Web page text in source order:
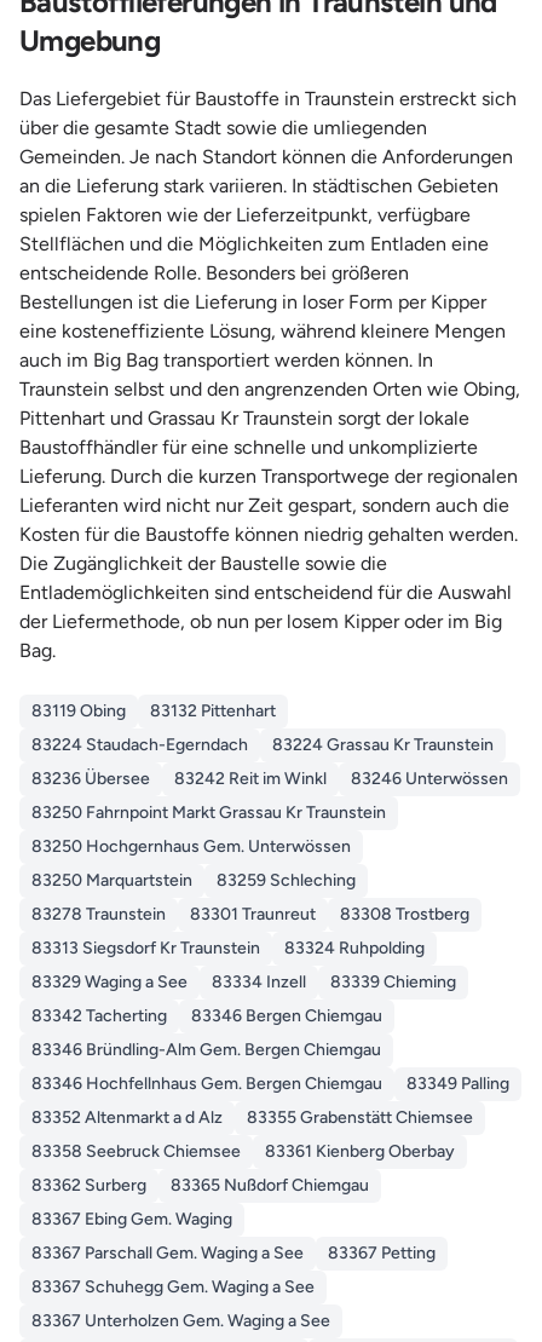
Umgebung
Das Liefergebiet für Baustoffe in Traunstein erstreckt sich
über die gesamte Stadt sowie die umliegenden
Gemeinden. Je nach Standort können die Anforderungen
an die Lieferung stark variieren. In städtischen Gebieten
spielen Faktoren wie der Lieferzeitpunkt, verfügbare
Stellflächen und die Möglichkeiten zum Entladen eine
entscheidende Rolle. Besonders bei größeren
Bestellungen ist die Lieferung in loser Form per Kipper
eine kosteneffiziente Lösung, während kleinere Mengen
auch im Big Bag transportiert werden können. In
Traunstein selbst und den angrenzenden Orten wie Obing,
Pittenhart und Grassau Kr Traunstein sorgt der lokale
Baustoffhändler für eine schnelle und unkomplizierte
Lieferung. Durch die kurzen Transportwege der regionalen
Lieferanten wird nicht nur Zeit gespart, sondern auch die
Kosten für die Baustoffe können niedrig gehalten werden.
Die Zugänglichkeit der Baustelle sowie die
Entlademöglichkeiten sind entscheidend für die Auswahl
der Liefermethode, ob nun per losem Kipper oder im Big
Bag.
83119 Obing
83132 Pittenhart
83224 Staudach-Egerndach
83224 Grassau Kr Traunstein
83236 Übersee
83242 Reit im Winkl
83246 Unterwössen
83250 Fahrnpoint Markt Grassau Kr Traunstein
83250 Hochgernhaus Gem. Unterwössen
83250 Marquartstein
83259 Schleching
83278 Traunstein
83301 Traunreut
83308 Trostberg
83313 Siegsdorf Kr Traunstein
83324 Ruhpolding
83329 Waging a See
83334 Inzell
83339 Chieming
83342 Tacherting
83346 Bergen Chiemgau
83346 Bründling-Alm Gem. Bergen Chiemgau
83346 Hochfellnhaus Gem. Bergen Chiemgau
83349 Palling
83352 Altenmarkt a d Alz
83355 Grabenstätt Chiemsee
83358 Seebruck Chiemsee
83361 Kienberg Oberbay
83362 Surberg
83365 Nußdorf Chiemgau
83367 Ebing Gem. Waging
83367 Parschall Gem. Waging a See
83367 Petting
83367 Schuhegg Gem. Waging a See
83367 Unterholzen Gem. Waging a See